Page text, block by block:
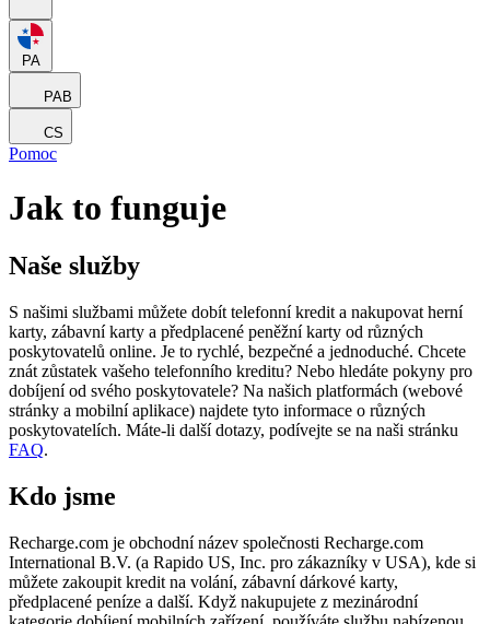
PA
PAB
CS
Pomoc
Jak to funguje
Naše služby
S našimi službami můžete dobít telefonní kredit a nakupovat herní
karty, zábavní karty a předplacené peněžní karty od různých
poskytovatelů online. Je to rychlé, bezpečné a jednoduché. Chcete
znát zůstatek vašeho telefonního kreditu? Nebo hledáte pokyny pro
dobíjení od svého poskytovatele? Na našich platformách (webové
stránky a mobilní aplikace) najdete tyto informace o různých
poskytovatelích. Máte-li další dotazy, podívejte se na naši stránku
FAQ.
Kdo jsme
Recharge.com je obchodní název společnosti Recharge.com
International B.V. (a Rapido US, Inc. pro zákazníky v USA), kde si
můžete zakoupit kredit na volání, zábavní dárkové karty,
předplacené peníze a další. Když nakupujete z mezinárodní